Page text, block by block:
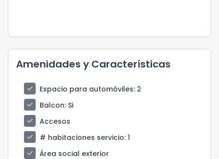
Amenidades y Características
check Espacio para automóviles: 2
check
Balcon: Si
check
Accesos
check
# habitaciones servicio: 1
check
Área social exterior